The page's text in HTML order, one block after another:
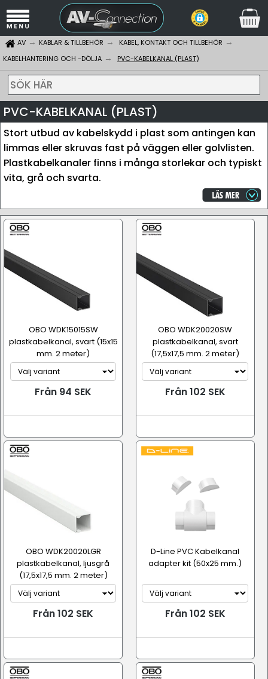
AV KABLAR & TILLBEHÖR
KABEL, KONTAKT OCH TILLBEHÖR
KABELHANTERING OCH -DÖLJA
PVC-KABELKANAL (PLAST)
SÖK HÄR
PVC-KABELKANAL (PLAST)
Stort utbud av kabelskydd i plast som antingen kan
limmas eller skruvas fast på väggen eller golvlisten.
Plastkabelkanaler finns i många storlekar och typiskt
vita, grå och svarta.
OBO WDK15015SW
plastkabelkanal, svart (15x15
mm. 2 meter)
Från 94 SEK
OBO WDK20020SW
plastkabelkanal, svart
(17,5x17,5 mm. 2 meter)
Från 102 SEK
OBO WDK20020LGR
plastkabelkanal, ljusgrå
(17,5x17,5 mm. 2 meter)
Från 102 SEK
D-Line PVC Kabelkanal
adapter kit (50x25 mm.)
Från 102 SEK